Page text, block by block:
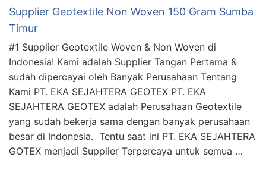
Supplier Geotextile Non Woven 150 Gram Sumba
Timur
#1 Supplier Geotextile Woven & Non Woven di
Indonesia! Kami adalah Supplier Tangan Pertama &
sudah dipercayai oleh Banyak Perusahaan Tentang
Kami PT. EKA SEJAHTERA GEOTEX PT. EKA
SEJAHTERA GEOTEX adalah Perusahaan Geotextile
yang sudah bekerja sama dengan banyak perusahaan
besar di Indonesia. Tentu saat ini PT. EKA SEJAHTERA
GOTEX menjadi Supplier Terpercaya untuk semua …